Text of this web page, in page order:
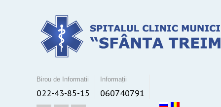
Birou de Informatii
022-43-85-15
Informații
060740791